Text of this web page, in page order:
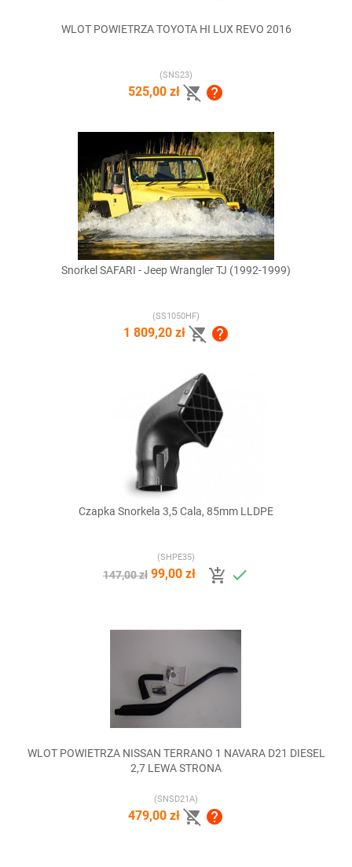
WLOT POWIETRZA TOYOTA HI LUX REVO 2016
(SNS23)
525,00 zł  
Snorkel SAFARI - Jeep Wrangler TJ (1992-1999)
(SS1050HF)
1 809,20 zł  
Czapka Snorkela 3,5 Cala, 85mm LLDPE
(SHPE35)
147,00 zł 99,00 zł  
WLOT POWIETRZA NISSAN TERRANO 1 NAVARA D21 DIESEL
2,7 LEWA STRONA
(SNSD21A)
479,00 zł  